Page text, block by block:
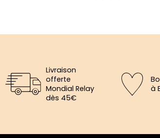
Livraison
offerte
Mondial Relay
dès 45€
à